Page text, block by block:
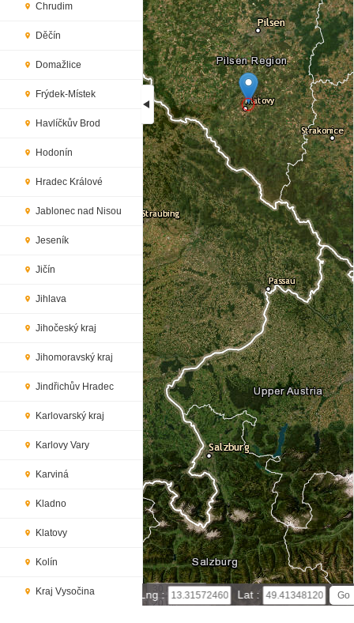
Chrudim
Děčín
Domažlice
Frýdek-Místek
Havlíčkův Brod
Hodonín
Hradec Králové
Jablonec nad Nisou
Jeseník
Jičín
Jihlava
Jihočeský kraj
Jihomoravský kraj
Jindřichův Hradec
Karlovarský kraj
Karlovy Vary
Karviná
Kladno
Klatovy
Kolín
Kraj Vysočina
Loading...
30 km
20 mi
Lng : Lat :